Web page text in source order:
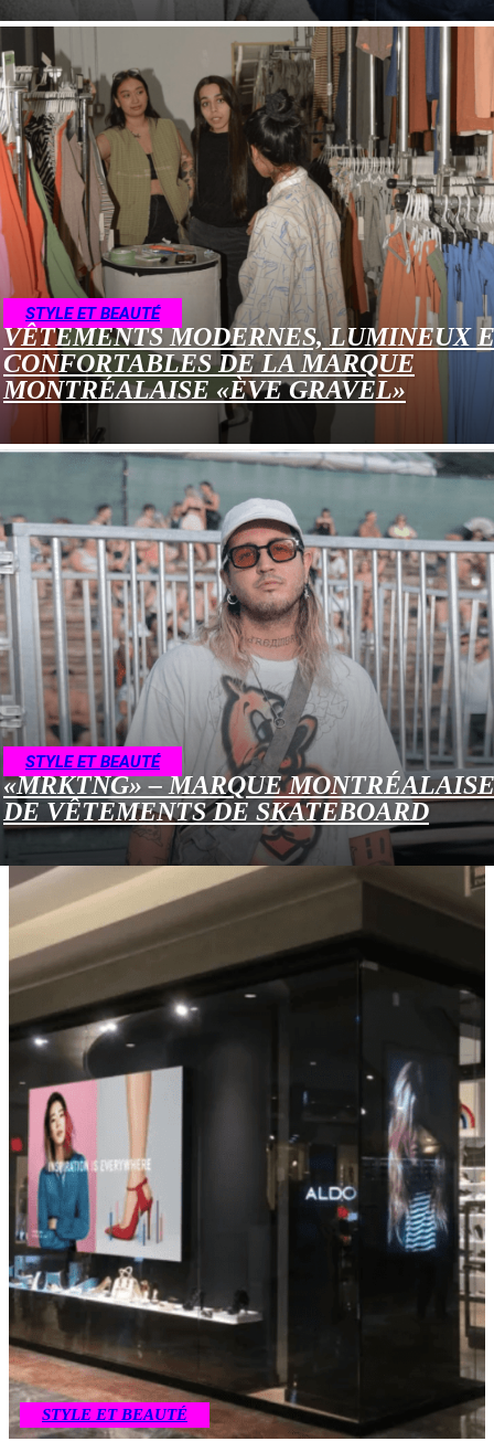
STYLE ET BEAUTÉ
VÊTEMENTS MODERNES, LUMINEUX
CONFORTABLES DE LA MARQUE
MONTRÉALAISE «ÈVE GRAVEL»
STYLE ET BEAUTÉ
«MRKTNG» – MARQUE MONTRÉALAISE
DE VÊTEMENTS DE SKATEBOARD
STYLE ET BEAUTÉ